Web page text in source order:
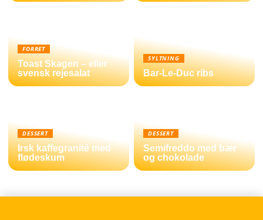
FORRET
Toast Skagen – eller
svensk rejesalat
SYLTNING
Bar-Le-Duc ribs
DESSERT
Irsk kaffegranité med
flødeskum
DESSERT
Semifreddo med bær
og chokolade